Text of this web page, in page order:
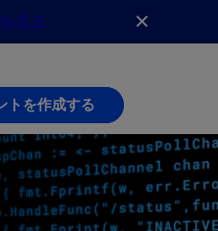
見る
トを作成する